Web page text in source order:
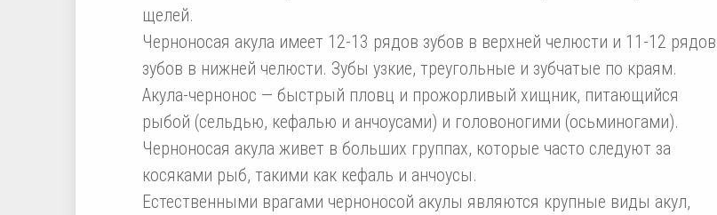
щелей.
Черноносая акула имеет 12-13 рядов зубов в верхней челюсти и 11-12 рядов
зубов в нижней челюсти. Зубы узкие, треугольные и зубчатые по краям.
Акула-чернонос — быстрый пловц и прожорливый хищник, питающийся
рыбой (сельдью, кефалью и анчоусами) и головоногими (осьминогами).
Черноносая акула живет в больших группах, которые часто следуют за
косяками рыб, такими как кефаль и анчоусы.
Естественными врагами черноносой акулы являются крупные виды акул,